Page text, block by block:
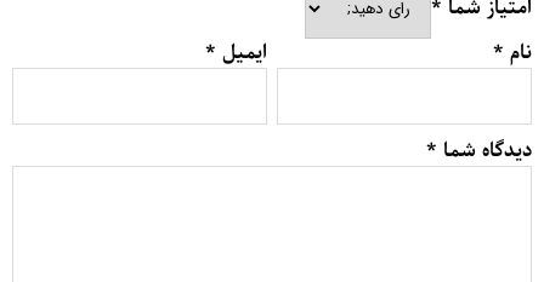
امتیاز شما *
دیدگاه شما *
نام * ایمیل *